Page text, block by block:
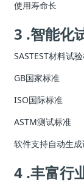
使用寿命长
3 .智能化
SASTEST材料试
GB国家标准
ISO国际标准
ASTM测试标准
软件支持自动生
4 .丰富行